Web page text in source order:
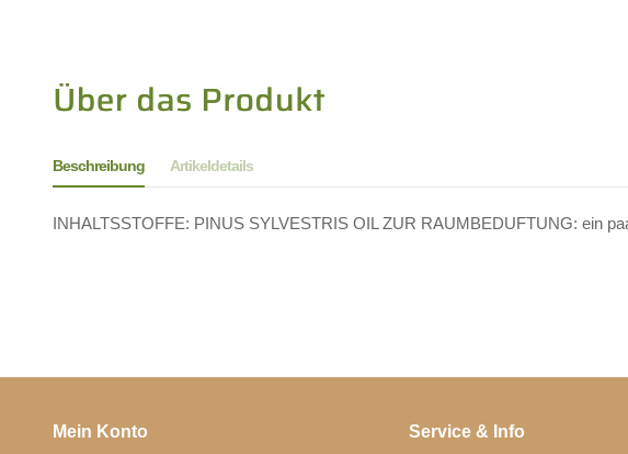
Beschreibung Artikeldetails
INHALTSSTOFFE: PINUS SYLVESTRIS OIL ZUR RAUMBEDUFTUNG: ein
Mein Konto Service & Info